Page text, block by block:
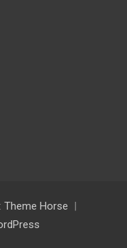
Theme Horse